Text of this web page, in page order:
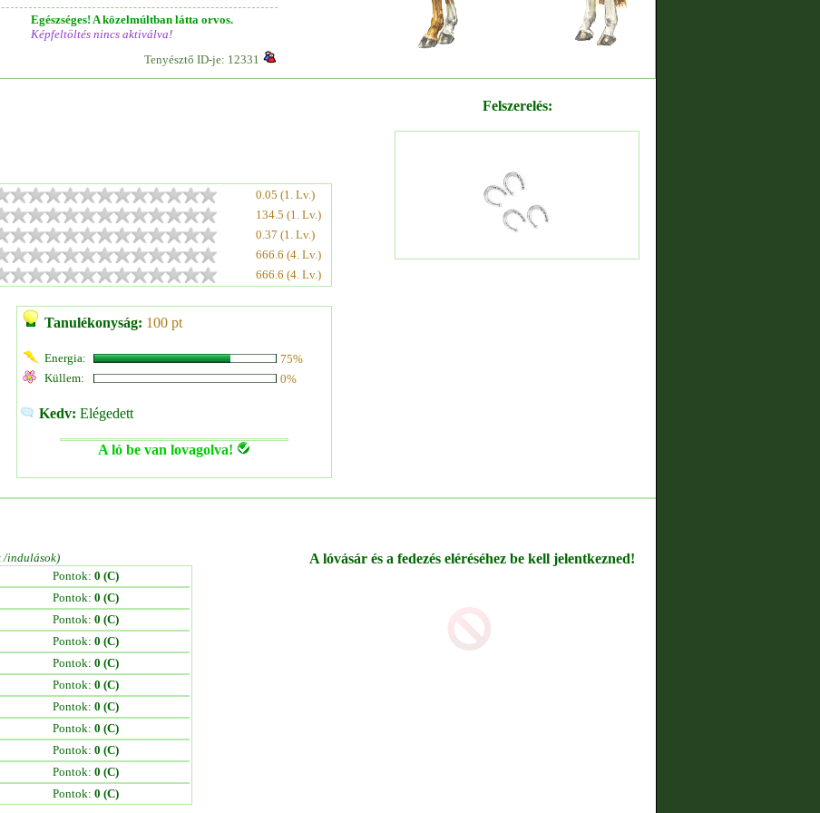
Egészséges! A közelmúltban látta orvos.
Képfeltöltés nincs aktiválva!
Tenyésztő ID-je: 12331
0.05 (1. Lv.)
134.5 (1. Lv.)
0.37 (1. Lv.)
666.6 (4. Lv.)
666.6 (4. Lv.)
Tanulékonyság: 100 pt
Energia:
75%
Küllem:
0%
Kedv: Elégedett
A ló be van lovagolva!
Felszerelés:
/indulások)
Pontok: 0 (C)
Pontok: 0 (C)
Pontok: 0 (C)
Pontok: 0 (C)
Pontok: 0 (C)
Pontok: 0 (C)
Pontok: 0 (C)
Pontok: 0 (C)
Pontok: 0 (C)
Pontok: 0 (C)
Pontok: 0 (C)
A lóvásár és a fedezés eléréséhez be kell jelentkezned!